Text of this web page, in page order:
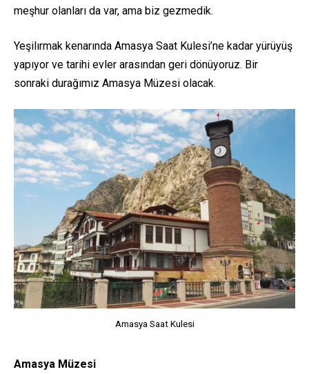
meşhur olanları da var, ama biz gezmedik.
Yeşilırmak kenarında Amasya Saat Kulesi’ne kadar yürüyüş
yapıyor ve tarihi evler arasından geri dönüyoruz. Bir
sonraki durağımız Amasya Müzesi olacak.
Amasya Saat Kulesi
Amasya Müzesi